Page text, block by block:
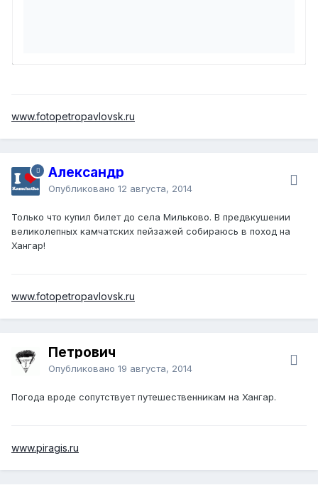
www.fotopetropavlovsk.ru
Александр
Опубликовано 12 августа, 2014
Только что купил билет до села Мильково. В предвкушении
великолепных камчатских пейзажей собираюсь в поход на
Хангар!
www.fotopetropavlovsk.ru
Петрович
Опубликовано 19 августа, 2014
Погода вроде сопутствует путешественникам на Хангар.
www.piragis.ru